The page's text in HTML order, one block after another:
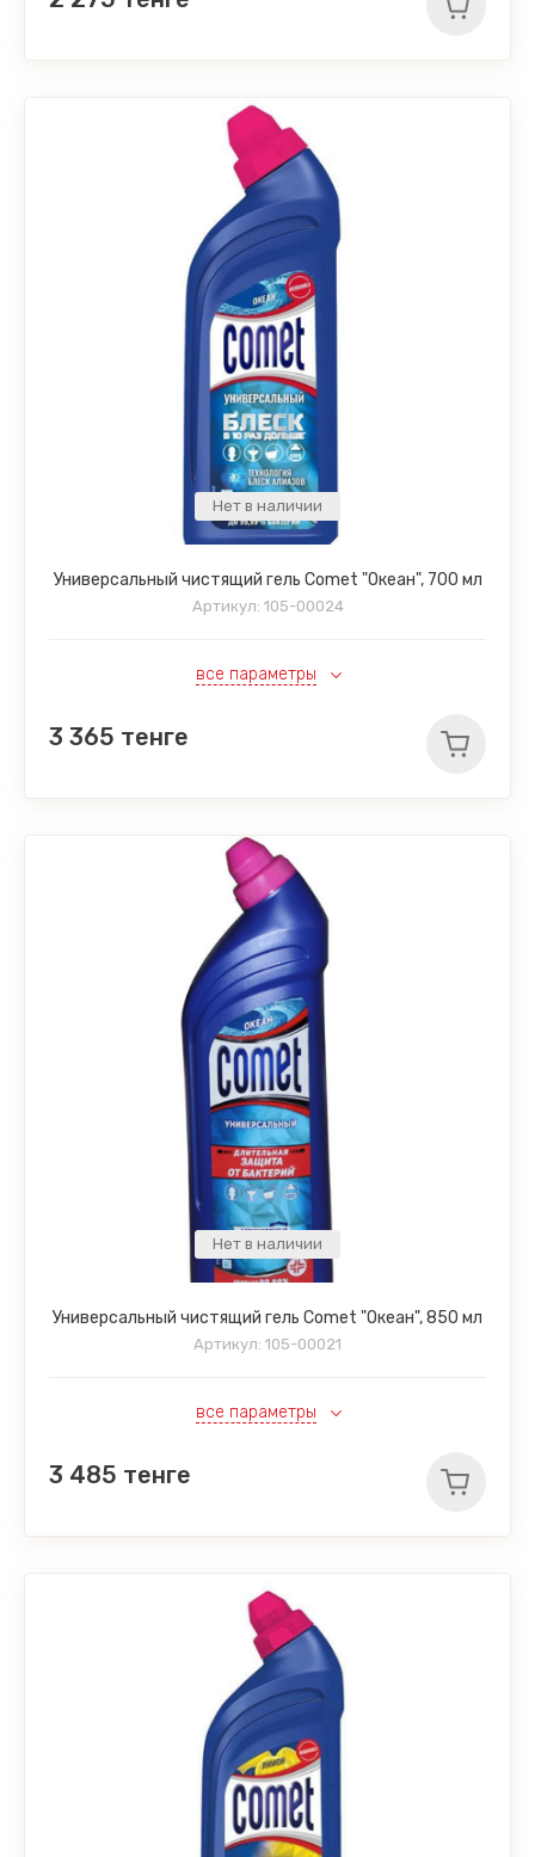
Нет в наличии
Универсальный чистящий гель Comet "Океан", 700 мл
Артикул: 105-00024
все параметры
3 365 тенге
Нет в наличии
Универсальный чистящий гель Comet "Океан", 850 мл
Артикул: 105-00021
все параметры
3 485 тенге